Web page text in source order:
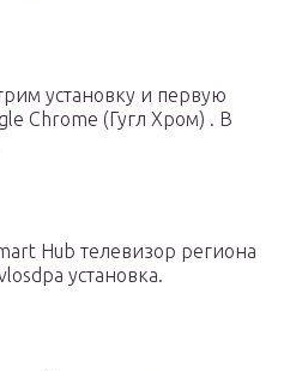
установку и первую
Chrome (Гугл Хром) . В
Hub телевизор региона
установка.